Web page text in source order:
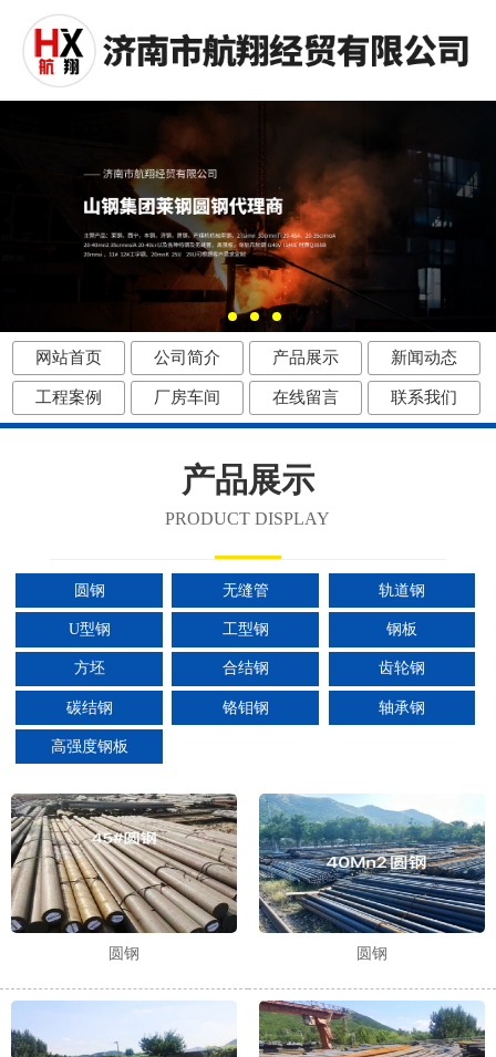
网站首页 公司简介 产品展示 新闻动态
工程案例 厂房车间 在线留言 联系我们
产品展示
PRODUCT DISPLAY
圆钢 无缝管 轨道钢
U型钢 工型钢 钢板
方坯 合结钢 齿轮钢
碳结钢 铬钼钢 轴承钢
高强度钢板
圆钢 圆钢